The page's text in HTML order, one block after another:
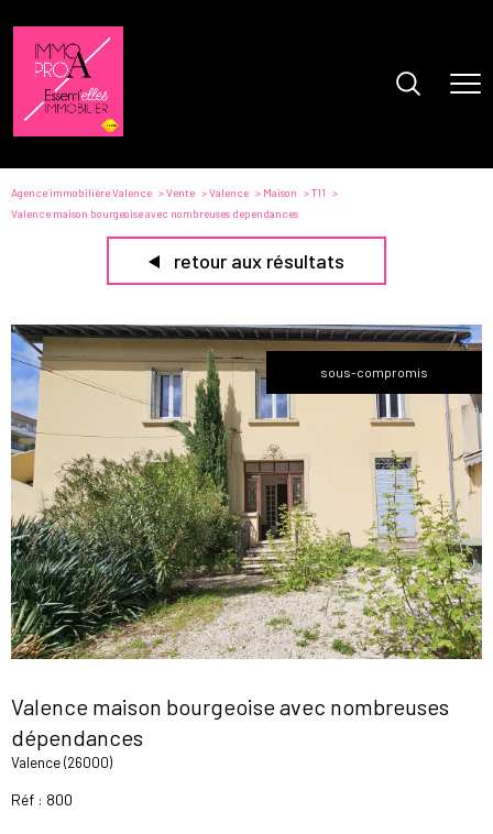
Agence immobilière Valence Vente Valence Maison
T11
Valence maison bourgeoise avec nombreuses dependances
retour aux résultats
sous-compromis
Valence maison bourgeoise avec nombreuses
dépendances
Valence (26000)
Réf : 800